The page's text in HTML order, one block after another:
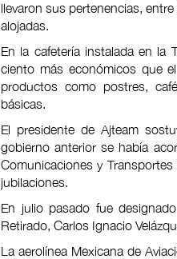
llevaron sus pertenencias,
alojadas.
En la cafetería instalada en la
ciento más económicos que
productos como postres,
básicas.
El presidente de Ajteam
gobierno anterior se había
Comunicaciones y
jubilaciones.
En julio pasado fue
Retirado, Carlos Ignacio
La aerolínea Mexicana de